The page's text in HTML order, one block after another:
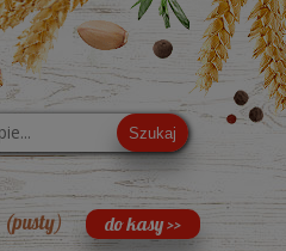
Szukaj
(pusty)